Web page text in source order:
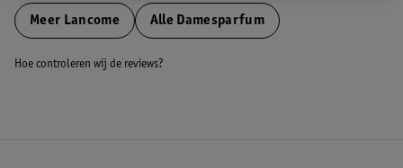
Meer Lancome Alle Damesparfum
Hoe controleren wij de reviews?